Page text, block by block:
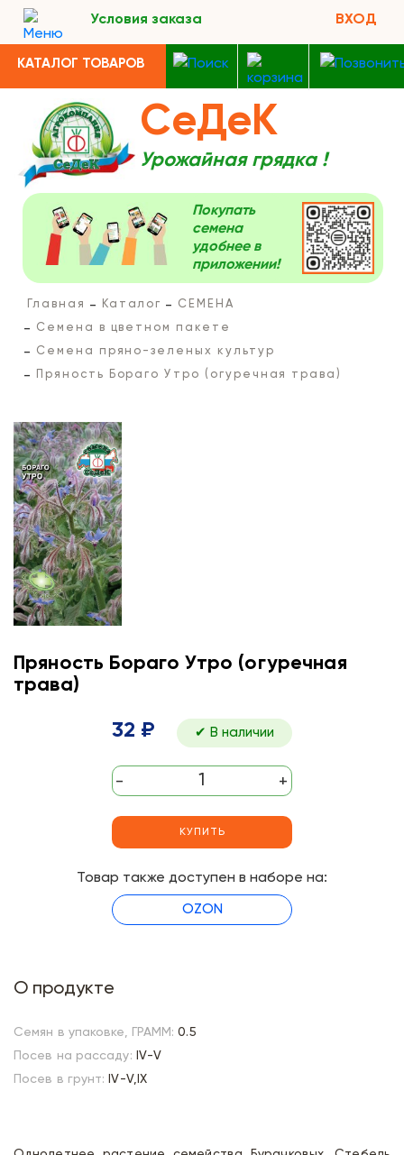
Условия заказа ВХОД
КАТАЛОГ ТОВАРОВ
СеДеК
Урожайная грядка !
Покупать
семена
удобнее в
приложении!
Главная Каталог
СЕМЕНА
Семена в цветном пакете
Семена пряно-зеленых культур
Пряность Бораго Утро (огуречная трава)
Пряность Бораго Утро (огуречная
трава)
32 ₽ ✔ В наличии
- +
КУПИТЬ
Товар также доступен в наборе на:
OZON
О продукте
Семян в упаковке, ГРАММ: 0.5
Посев на рассаду: IV-V
Посев в грунт: IV-V,IX